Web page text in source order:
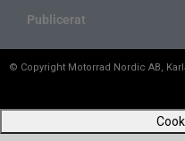
Publicerat
© Copyright Motorrad Nordic AB,